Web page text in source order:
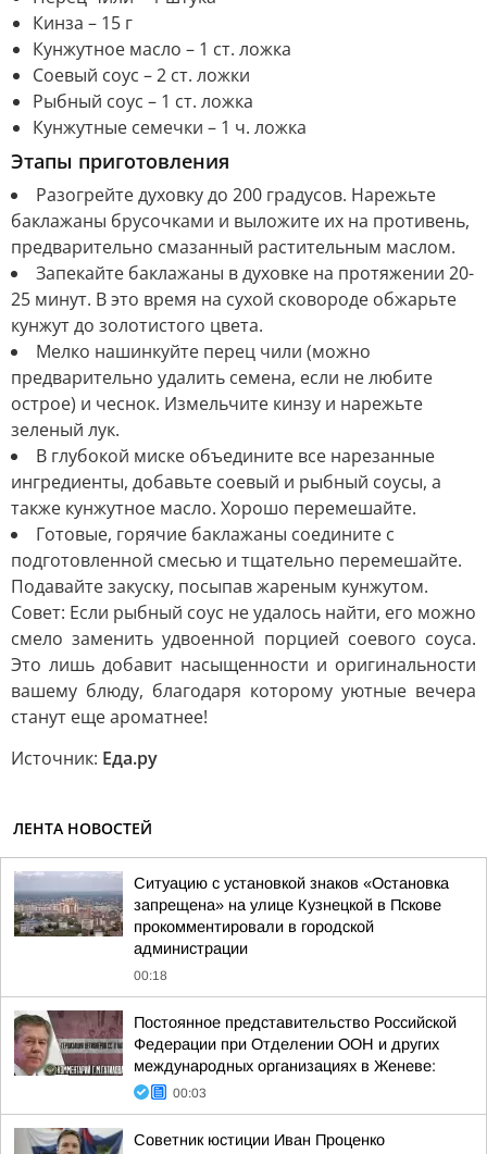
Кинза – 15 г
Кунжутное масло – 1 ст. ложка
Соевый соус – 2 ст. ложки
Рыбный соус – 1 ст. ложка
Кунжутные семечки – 1 ч. ложка
Этапы приготовления
Разогрейте духовку до 200 градусов. Нарежьте
баклажаны брусочками и выложите их на противень,
предварительно смазанный растительным маслом.
Запекайте баклажаны в духовке на протяжении 20-
25 минут. В это время на сухой сковороде обжарьте
кунжут до золотистого цвета.
Мелко нашинкуйте перец чили (можно
предварительно удалить семена, если не любите
острое) и чеснок. Измельчите кинзу и нарежьте
зеленый лук.
В глубокой миске объедините все нарезанные
ингредиенты, добавьте соевый и рыбный соусы, а
также кунжутное масло. Хорошо перемешайте.
Готовые, горячие баклажаны соедините с
подготовленной смесью и тщательно перемешайте.
Подавайте закуску, посыпав жареным кунжутом.
Совет: Если рыбный соус не удалось найти, его можно
смело заменить удвоенной порцией соевого соуса.
Это лишь добавит насыщенности и оригинальности
вашему блюду, благодаря которому уютные вечера
станут еще ароматнее!
Источник: Еда.ру
ЛЕНТА НОВОСТЕЙ
Ситуацию с установкой знаков «Остановка
запрещена» на улице Кузнецкой в Пскове
прокомментировали в городской
администрации
00:18
Постоянное представительство Российской
Федерации при Отделении ООН и других
международных организациях в Женеве:
00:03
Советник юстиции Иван Проценко